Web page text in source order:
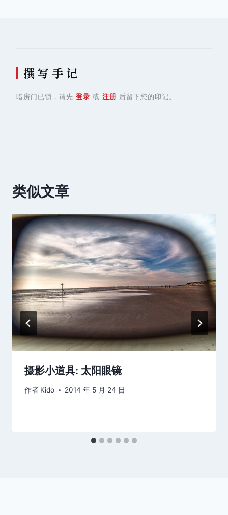
撰 写 手 记
暗房门已锁，请先 登录 或 注册 后留下您的印记。
类似文章
摄影小道具: 太阳眼镜
作者 Kido 2014 年 5 月 24 日